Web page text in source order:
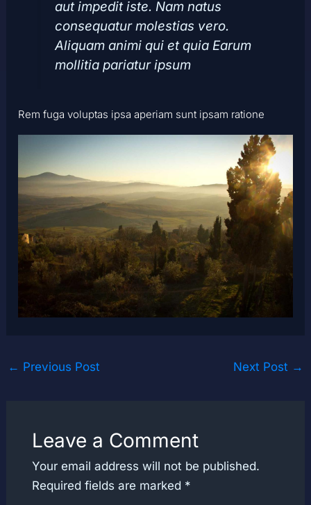
aut impedit iste. Nam natus
consequatur molestias vero.
Aliquam animi qui et quia Earum
mollitia pariatur ipsum
Rem fuga voluptas ipsa aperiam sunt ipsam ratione
← Previous Post Next Post →
Leave a Comment
Your email address will not be published.
Required fields are marked *